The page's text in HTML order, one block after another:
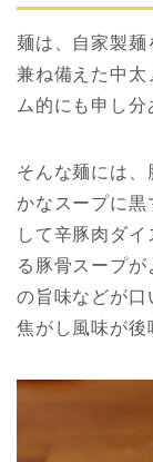
麺は、自家製麺
兼ね備えた中太
ム的にも申し分
そんな麺には
かなスープに黒
して辛豚肉ダ
る豚骨スープ
の旨味などが口
焦がし風味が後